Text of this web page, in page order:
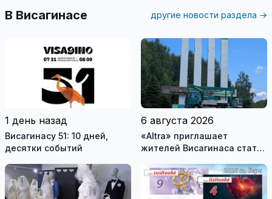
В Висагинасе другие новости раздела →
1 день назад
Висагинасу 51: 10 дней,
десятки событий
6 августа 2026
«Altra» приглашает
жителей Висагинаса стать
обновлённой стелы